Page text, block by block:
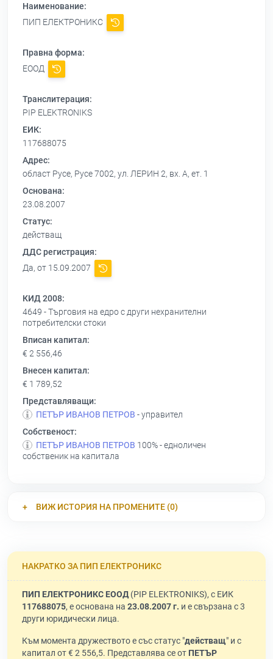
Наименование:
ПИП ЕЛЕКТРОНИКС
Правна форма:
ЕООД
Транслитерация:
PIP ELEKTRONIKS
ЕИК:
117688075
Адрес:
област Русе, Русе 7002, ул. ЛЕРИН 2, вх. А, ет. 1
Основана:
23.08.2007
Статус:
действащ
ДДС регистрация:
Да, от 15.09.2007
КИД 2008:
4649 - Търговия на едро с други нехранителни
потребителски стоки
Вписан капитал:
€ 2 556,46
Внесен капитал:
€ 1 789,52
Представляващи:
ПЕТЪР ИВАНОВ ПЕТРОВ - управител
Собственост:
ПЕТЪР ИВАНОВ ПЕТРОВ 100% - едноличен
собственик на капитала
ВИЖ ИСТОРИЯ НА ПРОМЕНИТЕ (0)
НАКРАТКО ЗА ПИП ЕЛЕКТРОНИКС
ПИП ЕЛЕКТРОНИКС ЕООД(PIP ELEKTRONIKS), с ЕИК
117688075, е основана на 23.08.2007 г. и е свързана с 3
други юридически лица.
Към момента дружеството е със статус "действащ" и с
капитал от € 2 556,5. Представлява се от ПЕТЪР